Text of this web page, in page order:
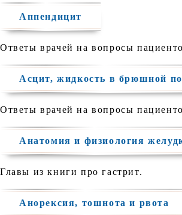
Аппендицит
Ответы врачей на вопросы
Асцит, жидкость в брюшной
Ответы врачей на вопросы
Анатомия и физиология
Главы из книги про гастрит.
Анорексия, тошнота и рвота